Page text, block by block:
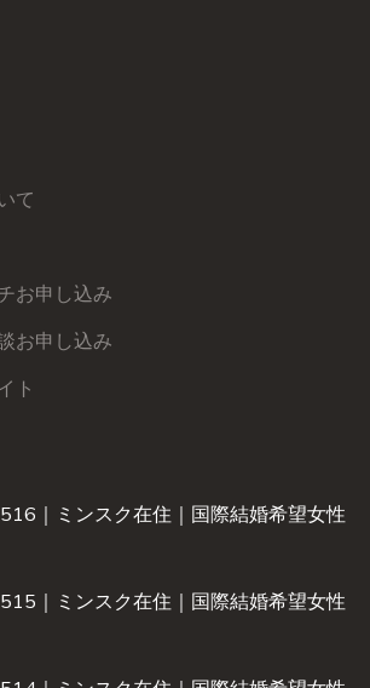
て
お申し込み
お申し込み
ト
｜ミンスク在住｜国際結婚希望女性
｜ミンスク在住｜国際結婚希望女性